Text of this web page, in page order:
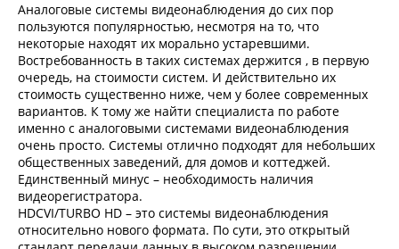
Аналоговые системы видеонаблюдения до сих пор
пользуются популярностью, несмотря на то, что
некоторые находят их морально устаревшими.
Востребованность в таких системах держится , в первую
очередь, на стоимости систем. И действительно их
стоимость существенно ниже, чем у более современных
вариантов. К тому же найти специалиста по работе
именно с аналоговыми системами видеонаблюдения
очень просто. Системы отлично подходят для небольших
общественных заведений, для домов и коттеджей.
Единственный минус – необходимость наличия
видеорегистратора.
HDCVI/TURBO HD – это системы видеонаблюдения
относительно нового формата. По сути, это открытый